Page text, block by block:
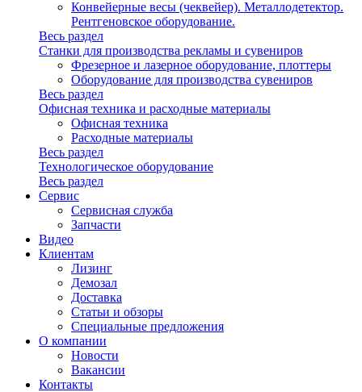
Конвейерные весы (чеквейер). Металлодетектор.
Рентгеновское оборудование.
Весь раздел
Станки для производства рекламы и сувениров
Фрезерное и лазерное оборудование, плоттеры
Оборудование для производства сувениров
Весь раздел
Офисная техника и расходные материалы
Офисная техника
Расходные материалы
Весь раздел
Технологическое оборудование
Весь раздел
Сервис
Сервисная служба
Запчасти
Видео
Клиентам
Лизинг
Демозал
Доставка
Статьи и обзоры
Специальные предложения
О компании
Новости
Вакансии
Контакты